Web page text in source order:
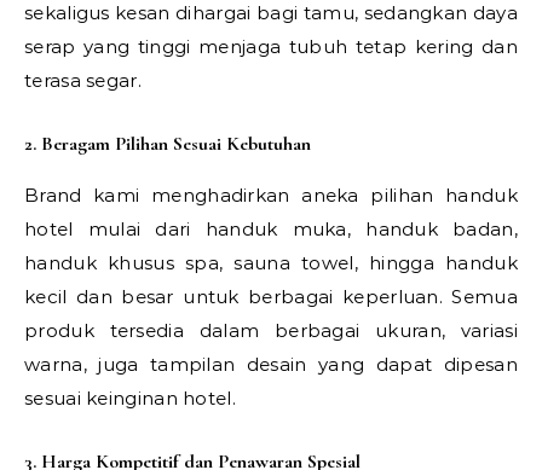
sekaligus kesan dihargai bagi tamu, sedangkan daya
serap yang tinggi menjaga tubuh tetap kering dan
terasa segar.
2. Beragam Pilihan Sesuai Kebutuhan
Brand kami menghadirkan aneka pilihan handuk
hotel mulai dari handuk muka, handuk badan,
handuk khusus spa, sauna towel, hingga handuk
kecil dan besar untuk berbagai keperluan. Semua
produk tersedia dalam berbagai ukuran, variasi
warna, juga tampilan desain yang dapat dipesan
sesuai keinginan hotel.
3. Harga Kompetitif dan Penawaran Spesial